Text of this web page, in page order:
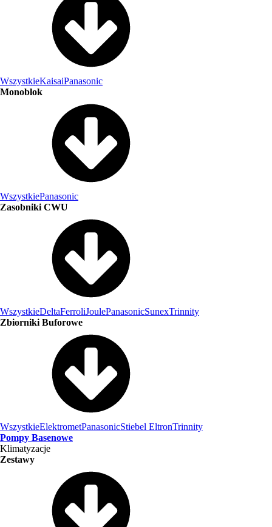
WszystkieKaisaiPanasonic
Monoblok
WszystkiePanasonic
Zasobniki CWU
WszystkieDeltaFerroliJoulePanasonicSunexTrinnity
Zbiorniki Buforowe
WszystkieElektrometPanasonicStiebel EltronTrinnity
Pompy Basenowe
Klimatyzacje
Zestawy